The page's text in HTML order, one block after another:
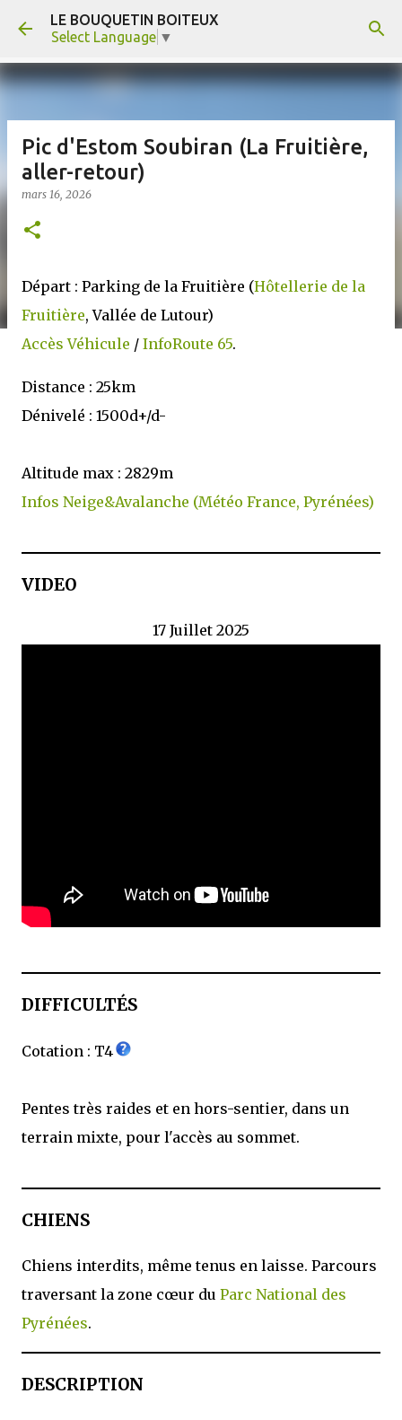
Accéder au contenu principal
LE BOUQUETIN BOITEUX
Select Language ▼
Pic d'Estom Soubiran (La Fruitière,
aller-retour)
mars 16, 2026
Départ : Parking de la Fruitière (Hôtellerie de la
Fruitière, Vallée de Lutour)
Accès Véhicule / InfoRoute 65.
Distance : 25km
Dénivelé : 1500d+/d-
Altitude max : 2829m
Infos Neige&Avalanche (Météo France, Pyrénées)
VIDEO
17 Juillet 2025
DIFFICULTÉS
Cotation : T4
Pentes très raides et en hors-sentier, dans un
terrain mixte, pour l'accès au sommet.
CHIENS
Chiens interdits, même tenus en laisse. Parcours
traversant la zone cœur du Parc National des
Pyrénées.
DESCRIPTION